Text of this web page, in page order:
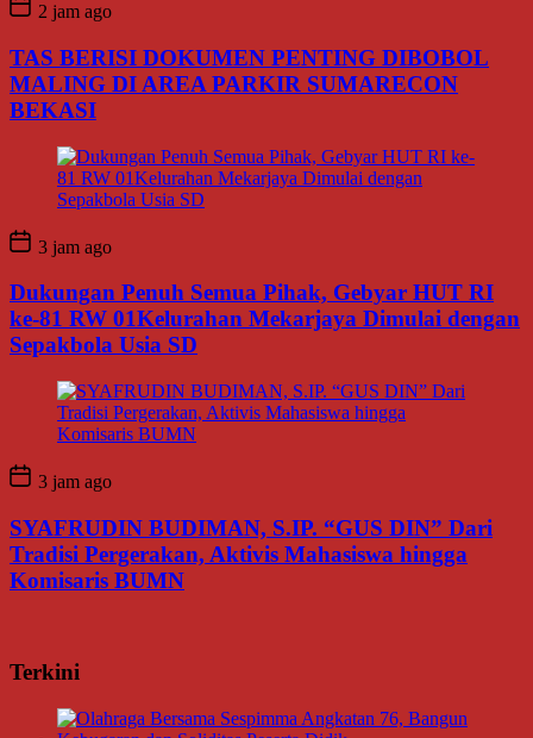
2 jam ago
TAS BERISI DOKUMEN PENTING DIBOBOL
MALING DI AREA PARKIR SUMARECON
BEKASI
3 jam ago
Dukungan Penuh Semua Pihak, Gebyar HUT RI
ke-81 RW 01Kelurahan Mekarjaya Dimulai dengan
Sepakbola Usia SD
3 jam ago
SYAFRUDIN BUDIMAN, S.IP. “GUS DIN” Dari
Tradisi Pergerakan, Aktivis Mahasiswa hingga
Komisaris BUMN
Terkini